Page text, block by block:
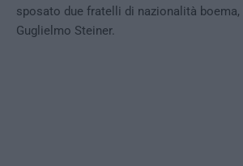
sposato due fratelli di nazionalità boema,
Guglielmo Steiner.